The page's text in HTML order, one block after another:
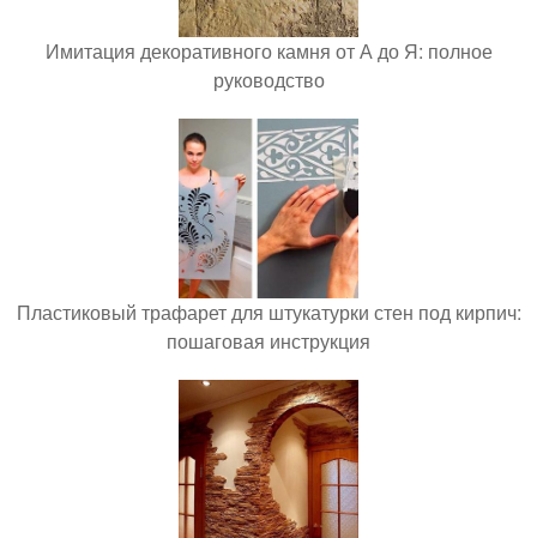
Имитация декоративного камня от А до Я: полное
руководство
Пластиковый трафарет для штукатурки стен под кирпич:
пошаговая инструкция